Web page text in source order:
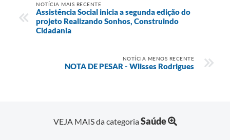
NOTÍCIA MAIS RECENTE
Assistência Social inicia a segunda edição do
projeto Realizando Sonhos, Construindo
Cidadania
NOTÍCIA MENOS RECENTE
NOTA DE PESAR - Wlisses Rodrigues
VEJA MAIS da categoriaSaúde